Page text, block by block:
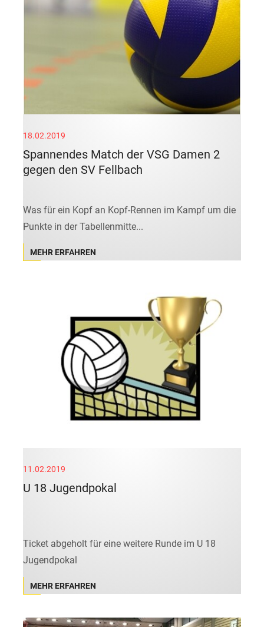
18.02.2019
Spannendes Match der VSG Damen 2
gegen den SV Fellbach
Was für ein Kopf an Kopf-Rennen im Kampf um die
Punkte in der Tabellenmitte...
MEHR ERFAHREN
11.02.2019
U 18 Jugendpokal
Ticket abgeholt für eine weitere Runde im U 18
Jugendpokal
MEHR ERFAHREN